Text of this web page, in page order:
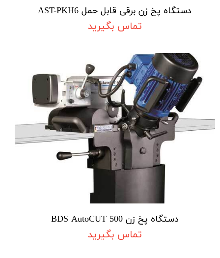
دستگاه پخ زن برقی قابل حمل AST-PKH6
تماس بگیرید
دستگاه پخ زن BDS AutoCUT 500
تماس بگیرید